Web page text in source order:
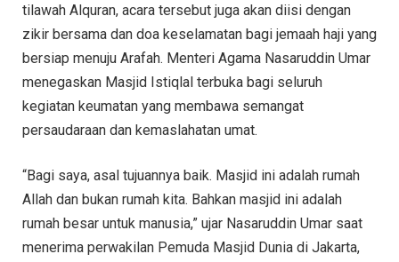
tilawah Alquran, acara tersebut juga akan diisi dengan
zikir bersama dan doa keselamatan bagi jemaah haji yang
bersiap menuju Arafah. Menteri Agama Nasaruddin Umar
menegaskan Masjid Istiqlal terbuka bagi seluruh
kegiatan keumatan yang membawa semangat
persaudaraan dan kemaslahatan umat.
“Bagi saya, asal tujuannya baik. Masjid ini adalah rumah
Allah dan bukan rumah kita. Bahkan masjid ini adalah
rumah besar untuk manusia,” ujar Nasaruddin Umar saat
menerima perwakilan Pemuda Masjid Dunia di Jakarta,